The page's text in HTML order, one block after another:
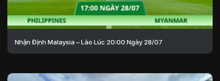
Nhận Định Malaysia – Lào Lúc 20:00 Ngày 28/07